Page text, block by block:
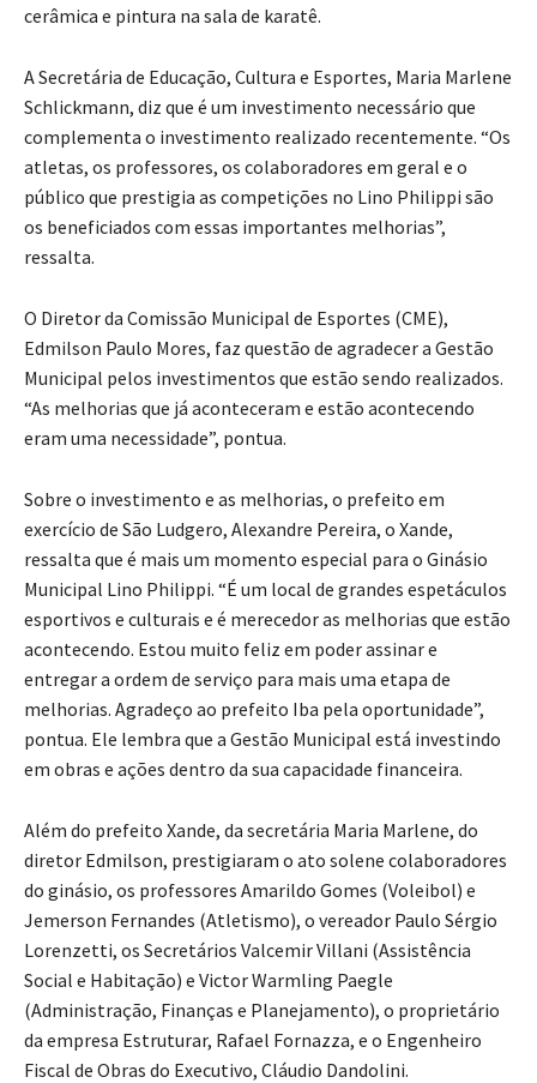
cerâmica e pintura na sala de karatê.
A Secretária de Educação, Cultura e Esportes, Maria Marlene
Schlickmann, diz que é um investimento necessário que
complementa o investimento realizado recentemente. “Os
atletas, os professores, os colaboradores em geral e o
público que prestigia as competições no Lino Philippi são
os beneficiados com essas importantes melhorias”,
ressalta.
O Diretor da Comissão Municipal de Esportes (CME),
Edmilson Paulo Mores, faz questão de agradecer a Gestão
Municipal pelos investimentos que estão sendo realizados.
“As melhorias que já aconteceram e estão acontecendo
eram uma necessidade”, pontua.
Sobre o investimento e as melhorias, o prefeito em
exercício de São Ludgero, Alexandre Pereira, o Xande,
ressalta que é mais um momento especial para o Ginásio
Municipal Lino Philippi. “É um local de grandes espetáculos
esportivos e culturais e é merecedor as melhorias que estão
acontecendo. Estou muito feliz em poder assinar e
entregar a ordem de serviço para mais uma etapa de
melhorias. Agradeço ao prefeito Iba pela oportunidade”,
pontua. Ele lembra que a Gestão Municipal está investindo
em obras e ações dentro da sua capacidade financeira.
Além do prefeito Xande, da secretária Maria Marlene, do
diretor Edmilson, prestigiaram o ato solene colaboradores
do ginásio, os professores Amarildo Gomes (Voleibol) e
Jemerson Fernandes (Atletismo), o vereador Paulo Sérgio
Lorenzetti, os Secretários Valcemir Villani (Assistência
Social e Habitação) e Victor Warmling Paegle
(Administração, Finanças e Planejamento), o proprietário
da empresa Estruturar, Rafael Fornazza, e o Engenheiro
Fiscal de Obras do Executivo, Cláudio Dandolini.